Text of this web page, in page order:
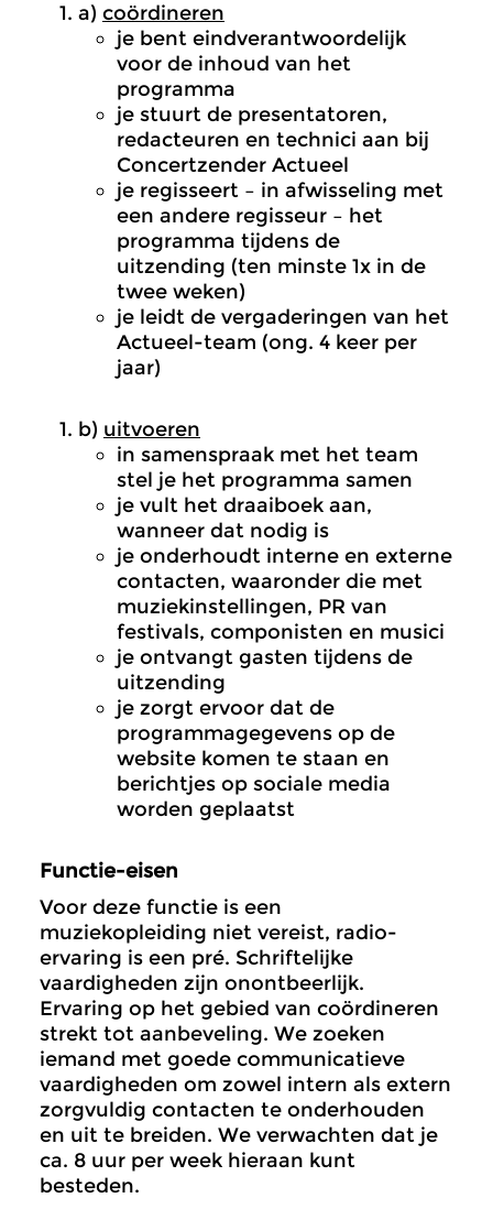
a) coördineren
je bent eindverantwoordelijk
voor de inhoud van het
programma
je stuurt de presentatoren,
redacteuren en technici aan bij
Concertzender Actueel
je regisseert – in afwisseling met
een andere regisseur – het
programma tijdens de
uitzending (ten minste 1x in de
twee weken)
je leidt de vergaderingen van het
Actueel-team (ong. 4 keer per
jaar)
b) uitvoeren
in samenspraak met het team
stel je het programma samen
je vult het draaiboek aan,
wanneer dat nodig is
je onderhoudt interne en externe
contacten, waaronder die met
muziekinstellingen, PR van
festivals, componisten en musici
je ontvangt gasten tijdens de
uitzending
je zorgt ervoor dat de
programmagegevens op de
website komen te staan en
berichtjes op sociale media
worden geplaatst
Functie-eisen
Voor deze functie is een
muziekopleiding niet vereist, radio-
ervaring is een pré. Schriftelijke
vaardigheden zijn onontbeerlijk.
Ervaring op het gebied van coördineren
strekt tot aanbeveling. We zoeken
iemand met goede communicatieve
vaardigheden om zowel intern als extern
zorgvuldig contacten te onderhouden
en uit te breiden. We verwachten dat je
ca. 8 uur per week hieraan kunt
besteden.